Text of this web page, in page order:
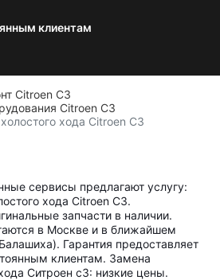
клиентам
Citroen C3
Citroen C3
хода Citroen C3
сервисы предлагают услугу:
хода Citroen C3.
запчасти в наличии.
в Москве и в ближайшем
Гарантия предоставляет
клиентам. Замена
Ситроен с3: низкие цены.